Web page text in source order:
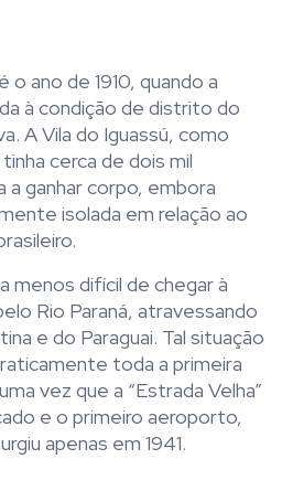
ano de 1910, quando a
à condição de distrito do
A Vila do Iguassú, como
cerca de dois mil
ganhar corpo, embora
isolada em relação ao
menos difícil de chegar à
Rio Paraná, atravessando
e do Paraguai. Tal situação
toda a primeira
vez que a “Estrada Velha”
e o primeiro aeroporto,
apenas em 1941.